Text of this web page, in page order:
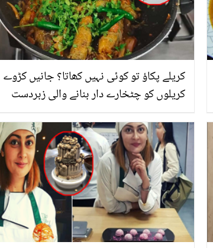
کریلے پکاؤ تو کوئی نہیں کھاتا؟ جانیں کڑوے
کریلوں کو چٹخارے دار بنانے والی زبردست